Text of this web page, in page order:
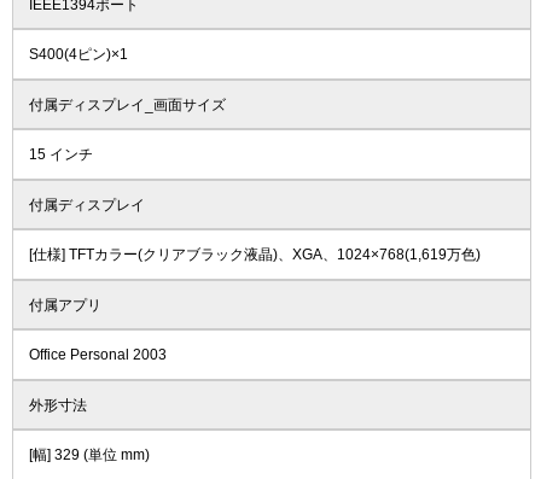
IEEE1394ポート
S400(4ピン)×1
付属ディスプレイ_画面サイズ
15 インチ
付属ディスプレイ
[仕様] TFTカラー(クリアブラック液晶)、XGA、1024×768(1,619万色)
付属アプリ
Office Personal 2003
外形寸法
[幅] 329 (単位 mm)